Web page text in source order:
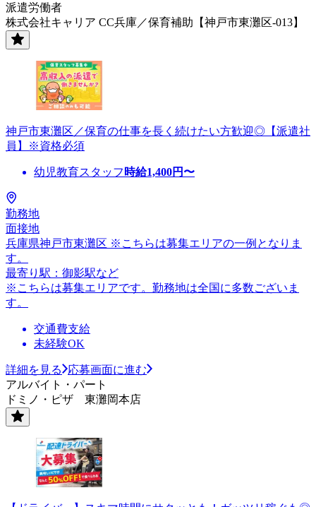
派遣労働者
株式会社キャリア CC兵庫／保育補助【神戸市東灘区-013】
神戸市東灘区／保育の仕事を長く続けたい方歓迎◎【派遣社
員】※資格必須
幼児教育スタッフ 時給1,400円〜
勤務地
面接地
兵庫県神戸市東灘区 ※こちらは募集エリアの一例となりま
す。
最寄り駅：御影駅など
※こちらは募集エリアです。勤務地は全国に多数ございま
す。
交通費支給
未経験OK
詳細を見る
応募画面に進む
アルバイト・パート
ドミノ・ピザ 東灘岡本店